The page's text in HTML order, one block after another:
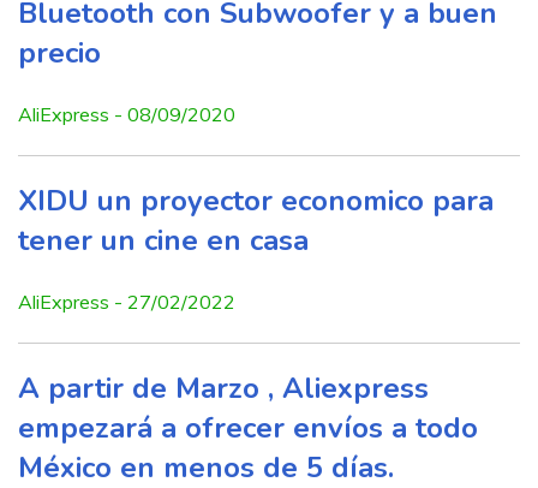
Bluetooth con Subwoofer y a buen
precio
AliExpress - 08/09/2020
XIDU un proyector economico para
tener un cine en casa
AliExpress - 27/02/2022
A partir de Marzo , Aliexpress
empezará a ofrecer envíos a todo
México en menos de 5 días.